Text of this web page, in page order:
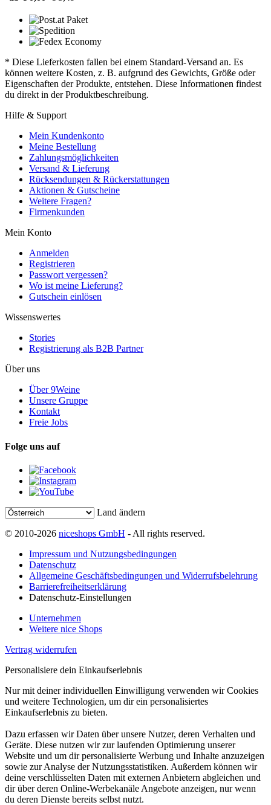
* Diese Lieferkosten fallen bei einem Standard-Versand an. Es
können weitere Kosten, z. B. aufgrund des Gewichts, Größe oder
Eigenschaften der Produkte, entstehen. Diese Informationen findest
du direkt in der Produktbeschreibung.
Hilfe & Support
Mein Kundenkonto
Meine Bestellung
Zahlungsmöglichkeiten
Versand & Lieferung
Rücksendungen & Rückerstattungen
Aktionen & Gutscheine
Weitere Fragen?
Firmenkunden
Mein Konto
Anmelden
Registrieren
Passwort vergessen?
Wo ist meine Lieferung?
Gutschein einlösen
Wissenswertes
Stories
Registrierung als B2B Partner
Über uns
Über 9Weine
Unsere Gruppe
Kontakt
Freie Jobs
Folge uns auf
Land ändern
© 2010-2026 niceshops GmbH - All rights reserved.
Impressum und Nutzungsbedingungen
Datenschutz
Allgemeine Geschäftsbedingungen und Widerrufsbelehrung
Barrierefreiheitserklärung
Datenschutz-Einstellungen
Unternehmen
Weitere nice Shops
Vertrag widerrufen
Personalisiere dein Einkaufserlebnis
Nur mit deiner individuellen Einwilligung verwenden wir Cookies
und weitere Technologien, um dir ein personalisiertes
Einkaufserlebnis zu bieten.
Dazu erfassen wir Daten über unsere Nutzer, deren Verhalten und
Geräte. Diese nutzen wir zur laufenden Optimierung unserer
Website und um dir personalisierte Werbung und Inhalte anzuzeigen
sowie zur Analyse der Nutzungsstatistiken. Außerdem können wir
deine verschlüsselten Daten mit externen Anbietern abgleichen und
dir über deren Online-Werbekanäle Angebote anzeigen, nur wenn
du deren Dienste bereits selbst nutzt.